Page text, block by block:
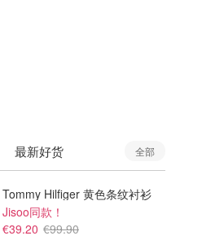
最新好货 全部
Tommy Hilfiger 黄色条纹衬衫
Jisoo同款！
€39.20 €99.90